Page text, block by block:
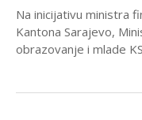
Na inicijativu ministra
Kantona Sarajevo,
obrazovanje i mlade